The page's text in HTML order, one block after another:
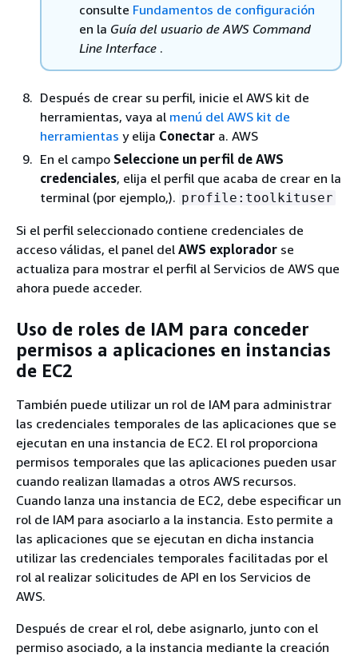
consulte Fundamentos de configuración
en la Guía del usuario de AWS Command
Line Interface .
Después de crear su perfil, inicie el AWS kit de
herramientas, vaya al menú del AWS kit de
herramientas y elija Conectar a. AWS
En el campo Seleccione un perfil de AWS
credenciales, elija el perfil que acaba de crear en la
terminal (por ejemplo,). profile:toolkituser
Si el perfil seleccionado contiene credenciales de
acceso válidas, el panel del AWS explorador se
actualiza para mostrar el perfil al Servicios de AWS que
ahora puede acceder.
Uso de roles de IAM para conceder
permisos a aplicaciones en instancias
de EC2
También puede utilizar un rol de IAM para administrar
las credenciales temporales de las aplicaciones que se
ejecutan en una instancia de EC2. El rol proporciona
permisos temporales que las aplicaciones pueden usar
cuando realizan llamadas a otros AWS recursos.
Cuando lanza una instancia de EC2, debe especificar un
rol de IAM para asociarlo a la instancia. Esto permite a
las aplicaciones que se ejecutan en dicha instancia
utilizar las credenciales temporales facilitadas por el
rol al realizar solicitudes de API en los Servicios de
AWS.
Después de crear el rol, debe asignarlo, junto con el
permiso asociado, a la instancia mediante la creación